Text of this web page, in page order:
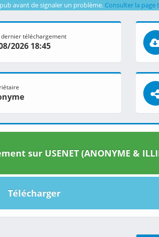
avant de signaler un problème. Consulter la page
dernier téléchargement
2026 18:45
sur USENET (ANONYME &
Télécharger